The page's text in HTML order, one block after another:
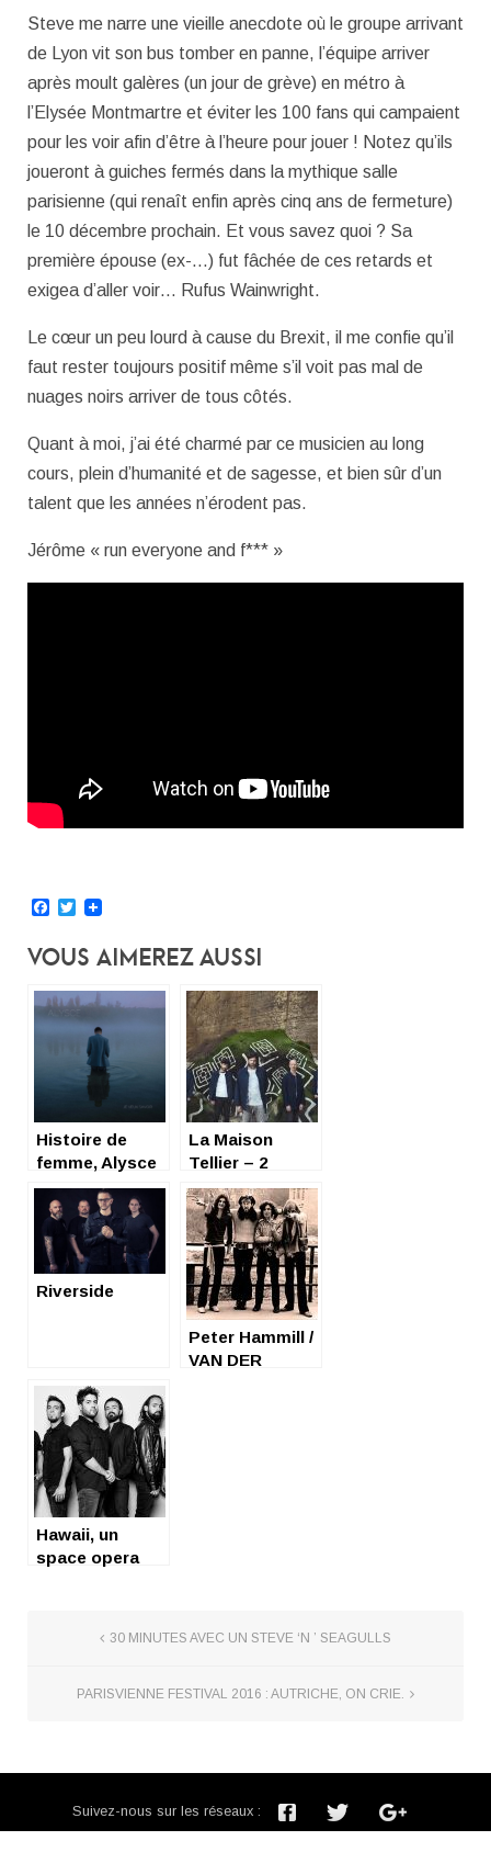
Steve me narre une vieille anecdote où le groupe arrivant
de Lyon vit son bus tomber en panne, l’équipe arriver
après moult galères (un jour de grève) en métro à
l’Elysée Montmartre et éviter les 100 fans qui campaient
pour les voir afin d’être à l’heure pour jouer ! Notez qu’ils
joueront à guiches fermés dans la mythique salle
parisienne (qui renaît enfin après cinq ans de fermeture)
le 10 décembre prochain. Et vous savez quoi ? Sa
première épouse (ex-…) fut fâchée de ces retards et
exigea d’aller voir… Rufus Wainwright.
Le cœur un peu lourd à cause du Brexit, il me confie qu’il
faut rester toujours positif même s’il voit pas mal de
nuages noirs arriver de tous côtés.
Quant à moi, j’ai été charmé par ce musicien au long
cours, plein d’humanité et de sagesse, et bien sûr d’un
talent que les années n’érodent pas.
Jérôme « run everyone and f*** »
Facebook
Twitter
Vous Aimerez Aussi
Histoire de
femme, Alysce
veut savoir en 8
titres
La Maison
Tellier – 2
places à gagner
pour leur
concert du
06/03 à
Nanterre
Riverside
Peter Hammill /
VAN DER
Hawaii, un
space opera
30 MINUTES AVEC UN STEVE ‘N ’ SEAGULLS
PARISVIENNE FESTIVAL 2016 : AUTRICHE, ON CRIE.
Suivez-nous sur les réseaux :